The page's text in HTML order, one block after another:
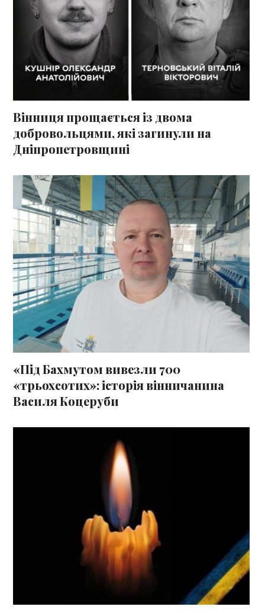
Вінниця прощається із двома
добровольцями, які загинули на
Дніпропетровщині
«Під Бахмутом вивезли 700
«трьохсотих»: історія вінничанина
Василя Коцеруби